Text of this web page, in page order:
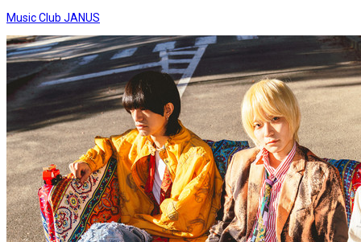
Music Club JANUS